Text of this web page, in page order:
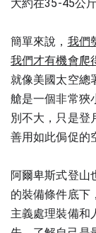
大約在35-45公
簡單來說， 我們
我們才有機會爬
就像美國太空總
艙是一個非常狹
別不大，只是登
善用如此侷促的
阿爾卑斯式登山
的裝備條件底下
主義處理裝備和